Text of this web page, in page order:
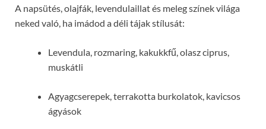
A napsütés, olajfák, levendulaillat és meleg színek világa
neked való, ha imádod a déli tájak stílusát:
Levendula, rozmaring, kakukkfű, olasz ciprus,
muskátli
Agyagcserepek, terrakotta burkolatok, kavicsos
ágyások